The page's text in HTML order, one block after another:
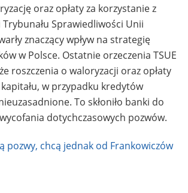
oraz opłaty za korzystanie z
Trybunału Sprawiedliwości Unii
znaczący wpływ na strategię
w Polsce. Ostatnie orzeczenia TSUE
roszczenia o waloryzacji oraz opłaty
w przypadku kredytów
To skłoniło banki do
dotychczasowych pozwów.